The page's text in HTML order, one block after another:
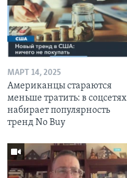
МАРТ 14, 2025
Американцы стараются
меньше тратить: в соцсетях
набирает популярность
тренд No Buy